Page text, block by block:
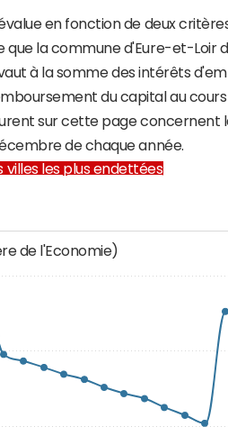
en fonction de deux
la commune d'Eure-et-Loir
à la somme des intérêts
du capital au cours
sur cette page concernent
de chaque année.
villes les plus endettées
de l'Economie)